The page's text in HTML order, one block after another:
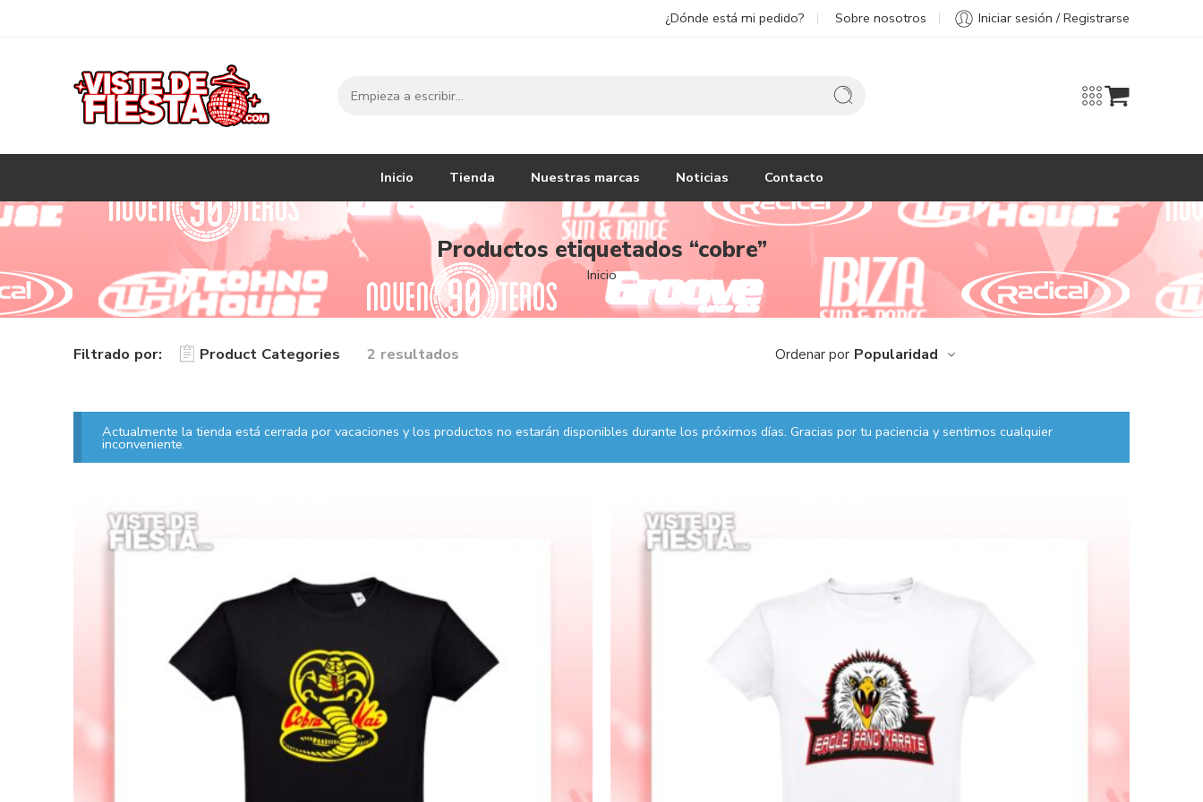
¿Dónde está mi pedido? Sobre nosotros Iniciar sesión / Registrarse
Inicio Tienda Nuestras marcas Noticias Contacto
Productos etiquetados “cobre”
Inicio
Filtrado por: Product Categories 2 resultados Ordenar por Popularidad
Actualmente la tienda está cerrada por vacaciones y los productos no estarán disponibles durante los próximos días. Gracias por tu paciencia y sentimos cualquier
inconveniente.